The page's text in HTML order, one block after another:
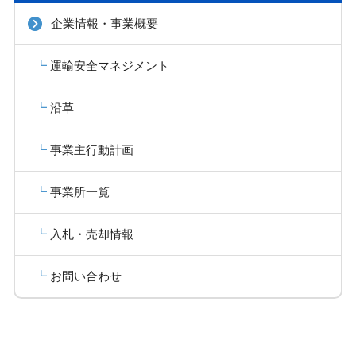
企業情報・事業概要
運輸安全マネジメント
沿革
事業主行動計画
事業所一覧
入札・売却情報
お問い合わせ